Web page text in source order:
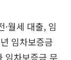
·월세 대출, 임
임차보증금
임차보증금 무